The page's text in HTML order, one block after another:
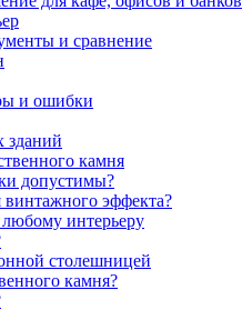
и сравнение
и ошибки
зданий
камня
допустимы?
эффекта?
любому интерьеру
столешницей
камня?